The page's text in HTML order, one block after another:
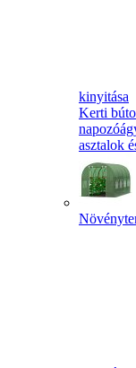
kinyitása
Kerti
asztalok